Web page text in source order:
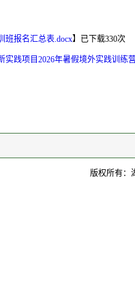
班报名汇总表.docx】已下载330次
实践项目2026年暑假境外实践训练
版权所有：